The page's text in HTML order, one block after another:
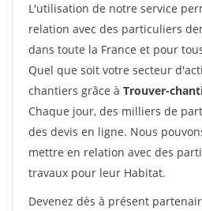
L'utilisation de notre service
relation avec des particuliers
dans toute la France et pour
Quel que soit votre secteur
chantiers grâce à Trouver-
Chaque jour, des milliers de
des devis en ligne. Nous
mettre en relation avec des
travaux pour leur Habitat.
Devenez dès à présent